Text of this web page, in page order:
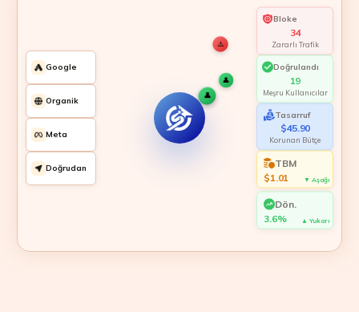
Google
Organik
Meta
Doğrudan
Bloke
35
Zararlı Trafik
Doğrulandı
21
Meşru Kullanıcılar
Tasarruf
$47.25
Korunan Bütçe
TBM
$1.00
▼ Aşağı
Dön.
3.8%
▲ Yukarı
👤
👤
⚠️
👤
⚠️
⚠️
👤
👤
👤
⚠️
👤